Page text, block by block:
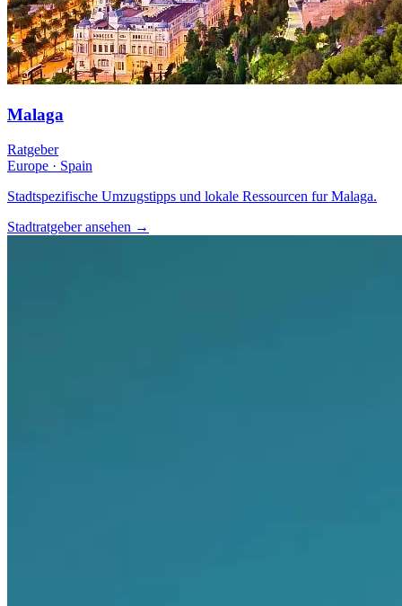
Malaga
Ratgeber
Europe · Spain
Stadtspezifische Umzugstipps und lokale Ressourcen fur Malaga.
Stadtratgeber ansehen →